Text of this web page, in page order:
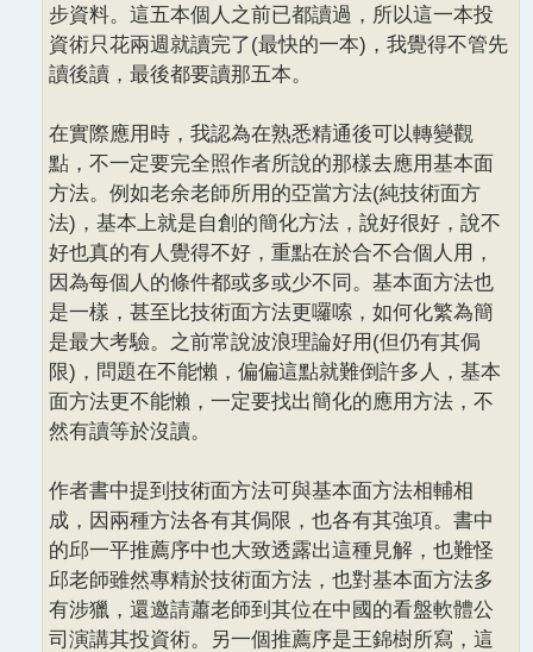
步資料。這五本個人之前已都讀過，所以這一本投
資術只花兩週就讀完了(最快的一本)，我覺得不管先
讀後讀，最後都要讀那五本。
在實際應用時，我認為在熟悉精通後可以轉變觀
點，不一定要完全照作者所說的那樣去應用基本面
方法。例如老余老師所用的亞當方法(純技術面方
法)，基本上就是自創的簡化方法，說好很好，說不
好也真的有人覺得不好，重點在於合不合個人用，
因為每個人的條件都或多或少不同。基本面方法也
是一樣，甚至比技術面方法更囉嗦，如何化繁為簡
是最大考驗。之前常說波浪理論好用(但仍有其侷
限)，問題在不能懶，偏偏這點就難倒許多人，基本
面方法更不能懶，一定要找出簡化的應用方法，不
然有讀等於沒讀。
作者書中提到技術面方法可與基本面方法相輔相
成，因兩種方法各有其侷限，也各有其強項。書中
的邱一平推薦序中也大致透露出這種見解，也難怪
邱老師雖然專精於技術面方法，也對基本面方法多
有涉獵，還邀請蕭老師到其位在中國的看盤軟體公
司演講其投資術。另一個推薦序是王錦樹所寫，這